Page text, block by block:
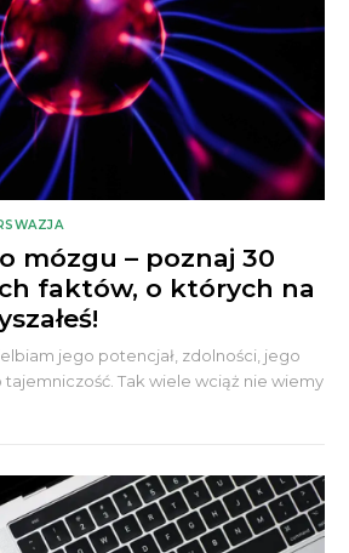
mózgu – poznaj 30
faktów, o których na
jego potencjał, zdolności, jego
tajemniczość. Tak wiele wciąż nie wiemy